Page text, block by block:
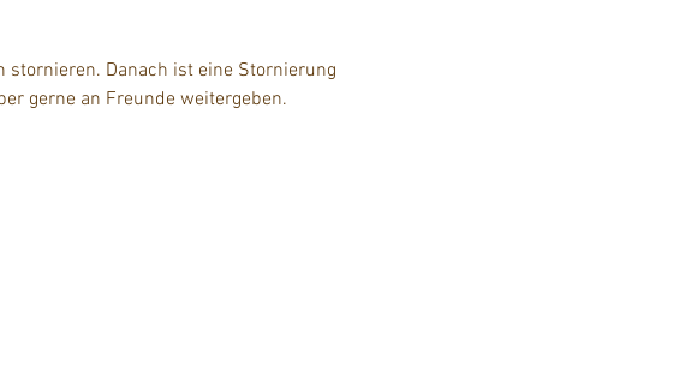
Danach ist eine Stornierung
gerne an Freunde weitergeben.